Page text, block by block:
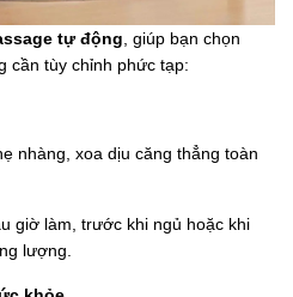
tự động, giúp bạn chọn
cần tùy chỉnh phức tạp:
nhàng, xoa dịu căng thẳng toàn
giờ làm, trước khi ngủ hoặc khi
lượng.